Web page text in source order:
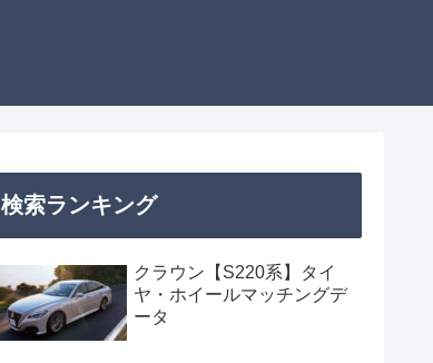
検索ランキング
クラウン【S220系】タイ
ヤ・ホイールマッチングデ
ータ